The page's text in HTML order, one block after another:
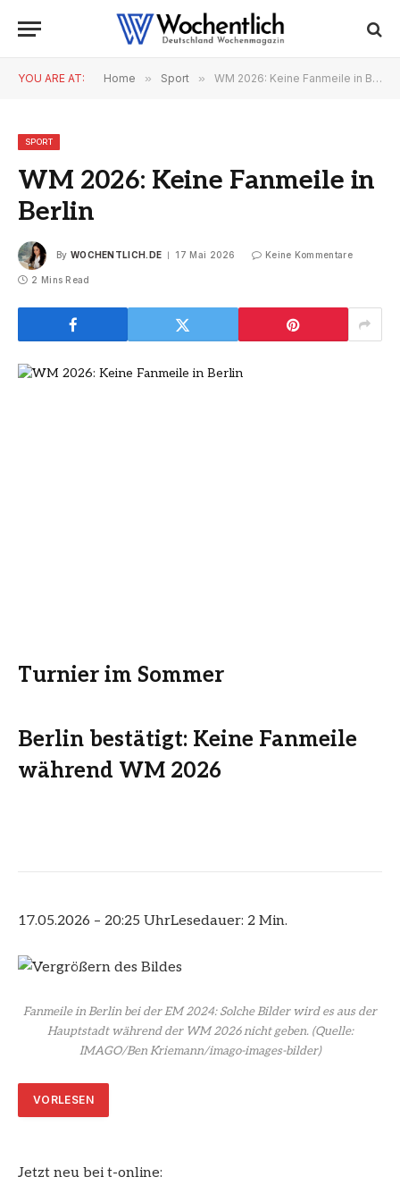
YOU ARE AT: Home » Sport » WM 2026: Keine Fanmeile in Berlin
SPORT
WM 2026: Keine Fanmeile in
Berlin
By WOCHENTLICH.DE 17 Mai 2026 Keine Kommentare
2 Mins Read
Turnier im Sommer
Berlin bestätigt: Keine Fanmeile
während WM 2026
17.05.2026 – 20:25 UhrLesedauer: 2 Min.
Fanmeile in Berlin bei der EM 2024: Solche Bilder wird es aus der
Hauptstadt während der WM 2026 nicht geben.(Quelle:
IMAGO/Ben Kriemann/imago-images-bilder)
VORLESEN
Jetzt neu bei t-online: